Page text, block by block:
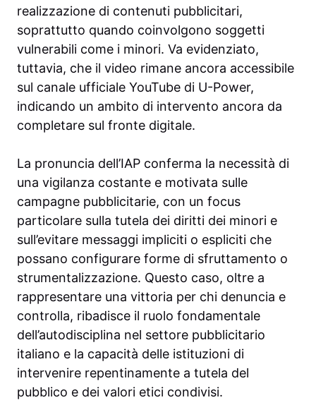
realizzazione di contenuti pubblicitari,
soprattutto quando coinvolgono soggetti
vulnerabili come i minori. Va evidenziato,
tuttavia, che il video rimane ancora accessibile
sul canale ufficiale YouTube di U-Power,
indicando un ambito di intervento ancora da
completare sul fronte digitale.
La pronuncia dell’IAP conferma la necessità di
una vigilanza costante e motivata sulle
campagne pubblicitarie, con un focus
particolare sulla tutela dei diritti dei minori e
sull’evitare messaggi impliciti o espliciti che
possano configurare forme di sfruttamento o
strumentalizzazione. Questo caso, oltre a
rappresentare una vittoria per chi denuncia e
controlla, ribadisce il ruolo fondamentale
dell’autodisciplina nel settore pubblicitario
italiano e la capacità delle istituzioni di
intervenire repentinamente a tutela del
pubblico e dei valori etici condivisi.